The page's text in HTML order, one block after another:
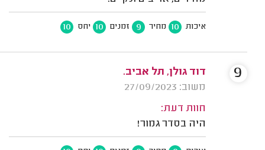
איכות 10 מחיר 9 זמנים 10 יחס 10
דוד גולן, תל אביב.
משוב: 27/09/2023
חוות דעת:
היה בסדר גמור!
9